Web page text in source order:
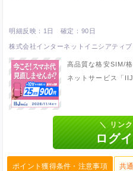
1日 90日
株式会社インターネットイニシアティブ
高品質な格安SIM/
ネットサービス「
ポイント獲得条件・注意事項 共